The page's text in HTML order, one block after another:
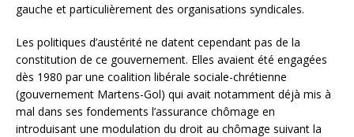
gauche et particulièrement des organisations syndicales.
Les politiques d’austérité ne datent cependant pas de la
constitution de ce gouvernement. Elles avaient été engagées
dès 1980 par une coalition libérale sociale-chrétienne
(gouvernement Martens-Gol) qui avait notamment déjà mis à
mal dans ses fondements l’assurance chômage en
introduisant une modulation du droit au chômage suivant la